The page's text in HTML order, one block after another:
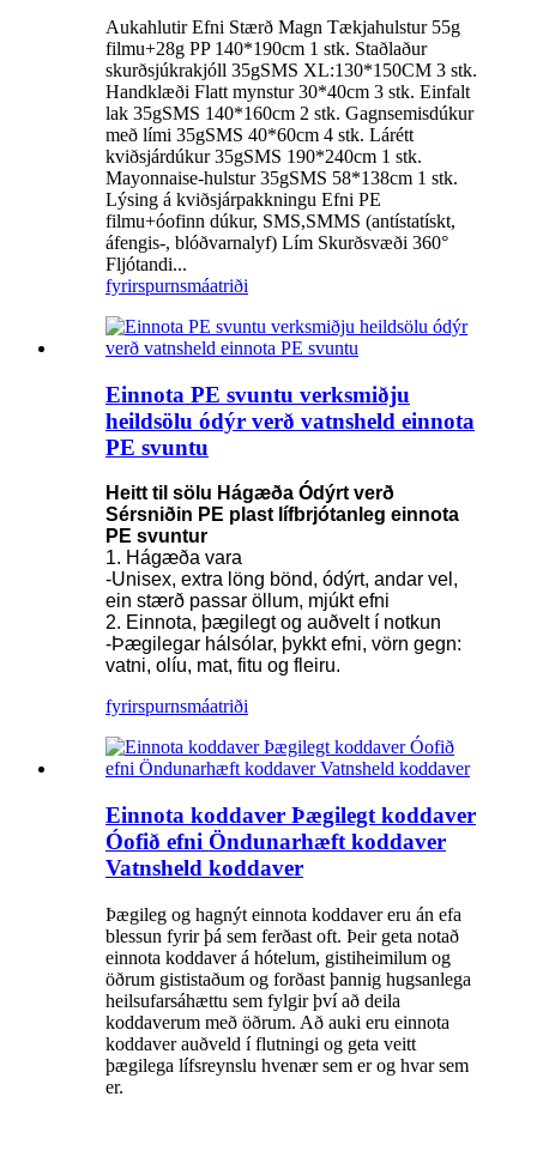
Aukahlutir Efni Stærð Magn Tækjahulstur 55g
filmu+28g PP 140*190cm 1 stk. Staðlaður
skurðsjúkrakjóll 35gSMS XL:130*150CM 3 stk.
Handklæði Flatt mynstur 30*40cm 3 stk. Einfalt
lak 35gSMS 140*160cm 2 stk. Gagnsemisdúkur
með lími 35gSMS 40*60cm 4 stk. Lárétt
kviðsjárdúkur 35gSMS 190*240cm 1 stk.
Mayonnaise-hulstur 35gSMS 58*138cm 1 stk.
Lýsing á kviðsjárpakkningu Efni PE
filmu+óofinn dúkur, SMS,SMMS (antístatískt,
áfengis-, blóðvarnalyf) Lím Skurðsvæði 360°
Fljótandi...
fyrirspurnsmáatriði
Einnota PE svuntu verksmiðju
heildsölu ódýr verð vatnsheld einnota
PE svuntu
Heitt til sölu Hágæða Ódýrt verð
Sérsniðin PE plast lífbrjótanleg einnota
PE svuntur
1. Hágæða vara
-Unisex, extra löng bönd, ódýrt, andar vel,
ein stærð passar öllum, mjúkt efni
2. Einnota, þægilegt og auðvelt í notkun
-Þægilegar hálsólar, þykkt efni, vörn gegn:
vatni, olíu, mat, fitu og fleiru.
fyrirspurnsmáatriði
Einnota koddaver Þægilegt koddaver
Óofið efni Öndunarhæft koddaver
Vatnsheld koddaver
Þægileg og hagnýt einnota koddaver eru án efa
blessun fyrir þá sem ferðast oft. Þeir geta notað
einnota koddaver á hótelum, gistiheimilum og
öðrum gististaðum og forðast þannig hugsanlega
heilsufarsáhættu sem fylgir því að deila
koddaverum með öðrum. Að auki eru einnota
koddaver auðveld í flutningi og geta veitt
þægilega lífsreynslu hvenær sem er og hvar sem
er.